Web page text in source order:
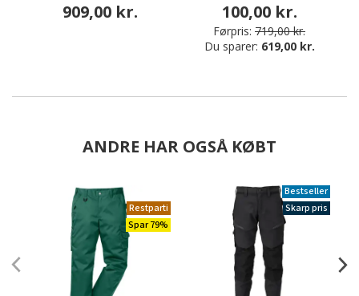
909,00 kr. 100,00 kr.
Førpris: 719,00 kr.
Du sparer: 619,00 kr.
ANDRE HAR OGSÅ KØBT
Restparti
Spar 79%
Bestseller
Skarp pris